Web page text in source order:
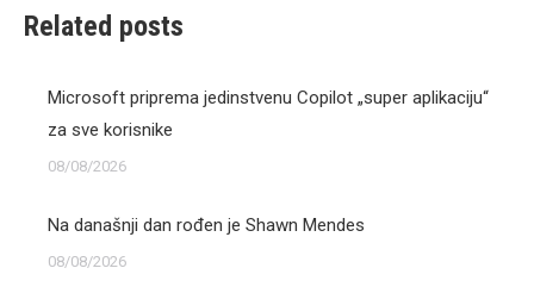
Related posts
Microsoft priprema jedinstvenu Copilot „super aplikaciju“
za sve korisnike
08/08/2026
Na današnji dan rođen je Shawn Mendes
08/08/2026